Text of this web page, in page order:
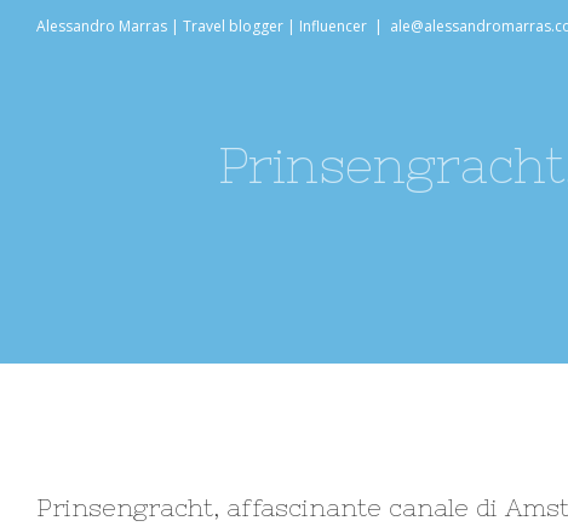
Alessandro Marras | Travel blogger | Influencer |
immagine
Prinsengracht, affascinante canale di